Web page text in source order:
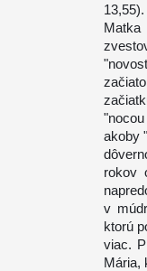
13,55).
akoby
rokov
v
ktorú
viac.
Mária,